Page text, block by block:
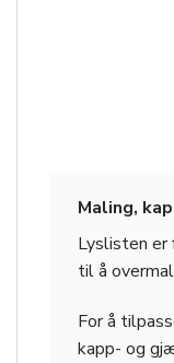
Maling,
Lyslisten er
til å
For å
kapp- og